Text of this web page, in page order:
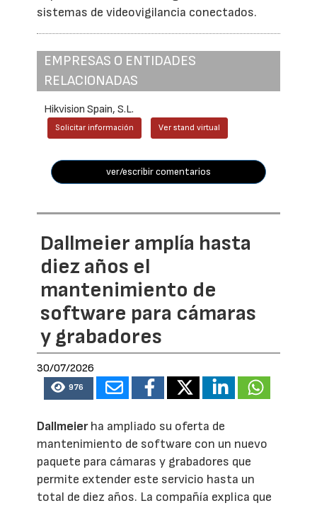
sistemas de videovigilancia conectados.
EMPRESAS O ENTIDADES
RELACIONADAS
Hikvision Spain, S.L.
Solicitar información Ver stand virtual
ver/escribir comentarios
Dallmeier amplía hasta
diez años el
mantenimiento de
software para cámaras
y grabadores
30/07/2026
976
Dallmeierha ampliado su oferta de
mantenimiento de software con un nuevo
paquete para cámaras y grabadores que
permite extender este servicio hasta un
total de diez años. La compañía explica que